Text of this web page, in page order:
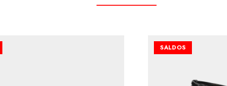
SALDOS